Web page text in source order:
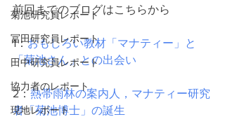
菊池研究員レポート
冨田研究員レポート
田中研究員レポート
協力者のレポート
現地レポート
前回までのブログはこちらから
1：おもしろい教材「マナティー」と
「菊池さん」との出会い
2：熱帯雨林の案内人，マナティー研究
者「菊池博士」の誕生